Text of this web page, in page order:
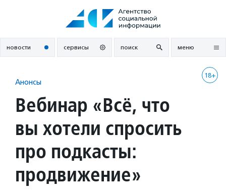
новости сервисы поиск меню
18+
Анонсы
Вебинар «Всё, что
вы хотели спросить
про подкасты:
продвижение»